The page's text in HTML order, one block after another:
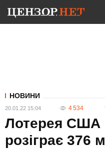
НОВИНИ
20.01.22 15:04 4 534
Лотерея США
розіграє 376